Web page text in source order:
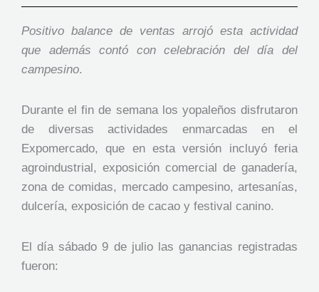
Positivo balance de ventas arrojó esta actividad
que además contó con celebración del día del
campesino.
Durante el fin de semana los yopaleños disfrutaron
de diversas actividades enmarcadas en el
Expomercado, que en esta versión incluyó feria
agroindustrial, exposición comercial de ganadería,
zona de comidas, mercado campesino, artesanías,
dulcería, exposición de cacao y festival canino.
El día sábado 9 de julio las ganancias registradas
fueron: